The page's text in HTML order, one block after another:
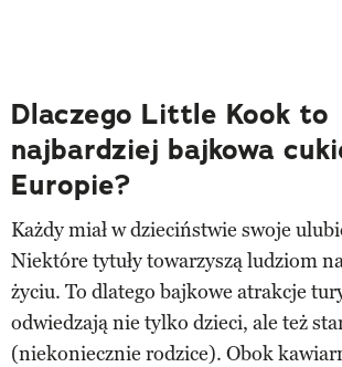
Dlaczego Little Kook to
najbardziej bajkowa
Europie?
Każdy miał w dzieciństwie swoje
Niektóre tytuły towarzyszą ludziom
życiu. To dlatego bajkowe atrakcje
odwiedzają nie tylko dzieci, ale też
(niekoniecznie rodzice). Obok